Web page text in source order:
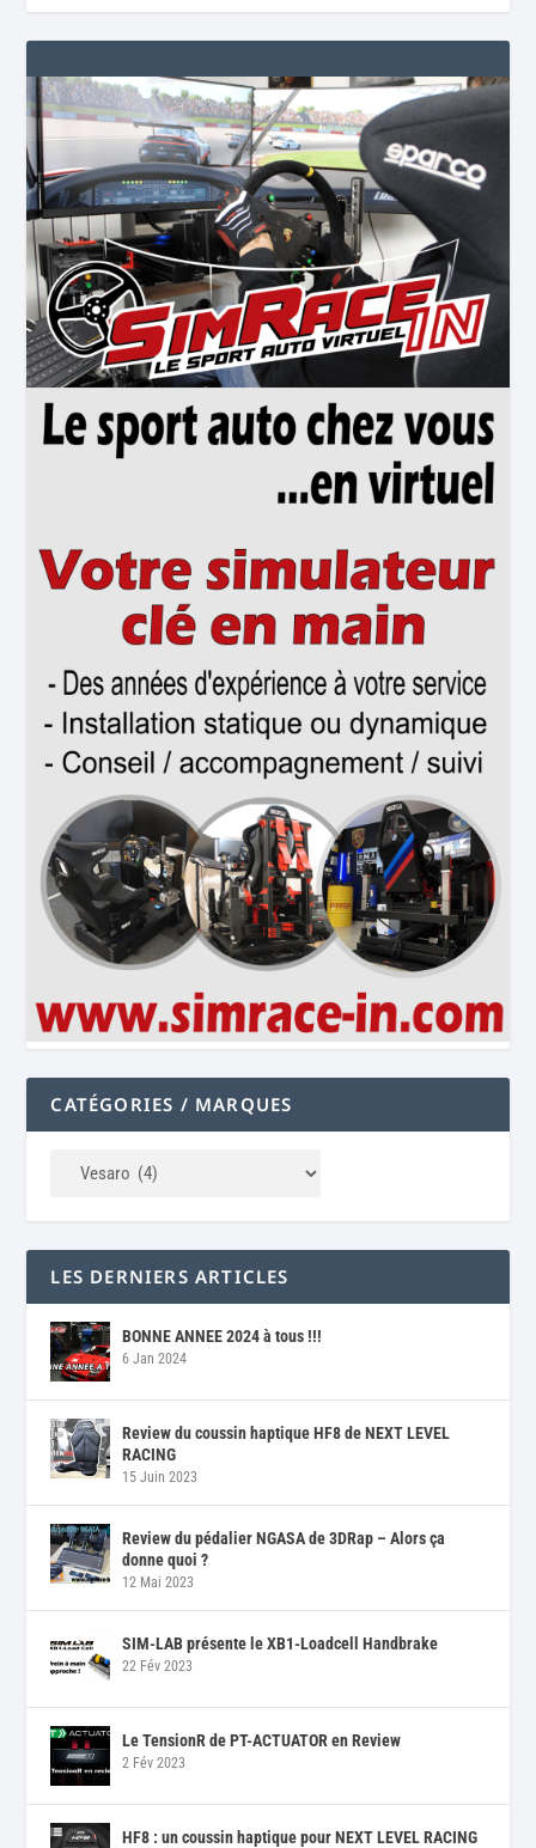
CATÉGORIES / MARQUES
LES DERNIERS ARTICLES
BONNE ANNEE 2024 à tous !!!
6 Jan 2024
Review du coussin haptique HF8 de NEXT LEVEL
RACING
15 Juin 2023
Review du pédalier NGASA de 3DRap – Alors ça
donne quoi ?
12 Mai 2023
SIM-LAB présente le XB1-Loadcell Handbrake
22 Fév 2023
Le TensionR de PT-ACTUATOR en Review
2 Fév 2023
HF8 : un coussin haptique pour NEXT LEVEL RACING